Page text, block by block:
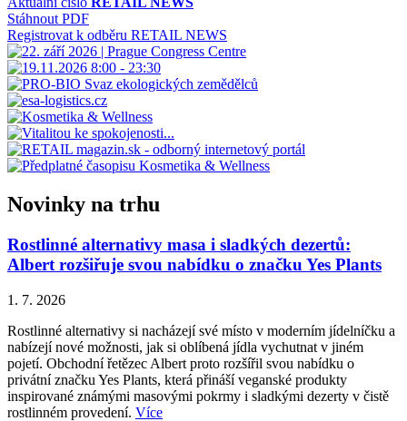
Stáhnout PDF
Registrovat k odběru RETAIL NEWS
Novinky na trhu
Rostlinné alternativy masa i sladkých dezertů:
Albert rozšiřuje svou nabídku o značku Yes Plants
1. 7. 2026
Rostlinné alternativy si nacházejí své místo v moderním jídelníčku a
nabízejí nové možnosti, jak si oblíbená jídla vychutnat v jiném
pojetí. Obchodní řetězec Albert proto rozšířil svou nabídku o
privátní značku Yes Plants, která přináší veganské produkty
inspirované známými masovými pokrmy i sladkými dezerty v čistě
rostlinném provedení. Více